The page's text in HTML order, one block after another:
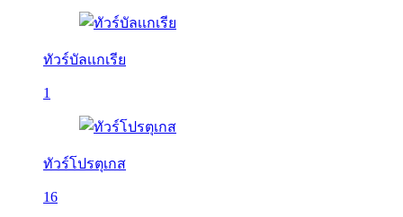
ทัวร์บัลเเกเรีย
1
ทัวร์โปรตุเกส
16